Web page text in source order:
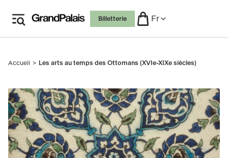
contenu
Billetterie Fr
Fil
Accueil Les arts au temps des Ottomans (XVIe-XIXe siècles)